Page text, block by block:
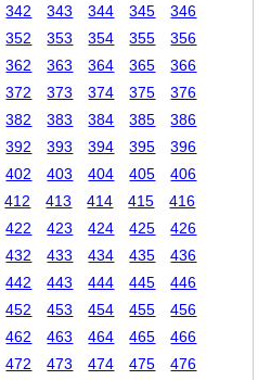
342 343 344 345
346
352 353 354 355
356
362 363 364 365
366
372 373 374 375
376
382 383 384 385
386
392 393 394 395
396
402 403 404 405
406
412 413 414 415
416
422 423 424 425
426
432 433 434 435
436
442 443 444 445
446
452 453 454 455
456
462 463 464 465
466
472 473 474 475
476